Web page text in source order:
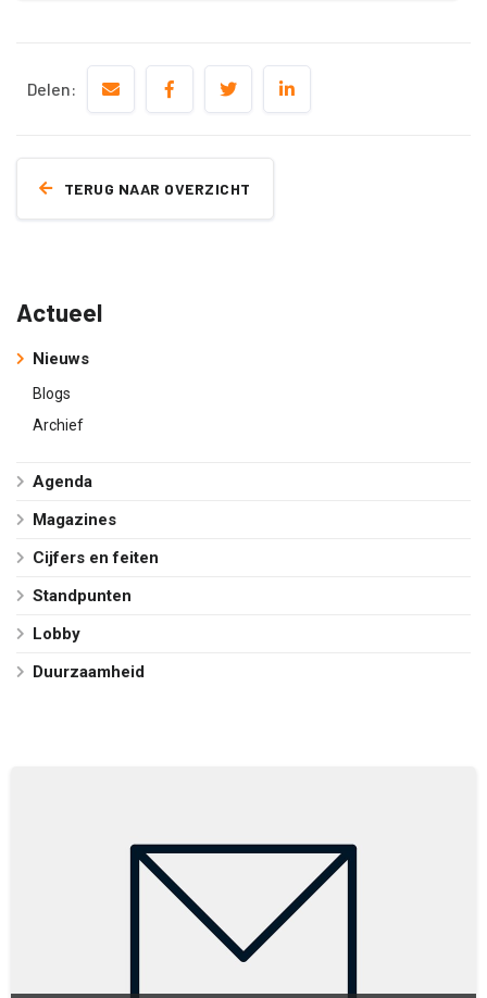
Delen:
TERUG NAAR OVERZICHT
Actueel
Nieuws
Blogs
Archief
Agenda
Magazines
Cijfers en feiten
Standpunten
Lobby
Duurzaamheid